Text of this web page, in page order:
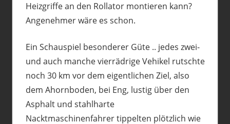
Heizgriffe an den Rollator montieren kann?
Angenehmer wäre es schon.
Ein Schauspiel besonderer Güte .. jedes zwei-
und auch manche vierrädrige Vehikel rutschte
noch 30 km vor dem eigentlichen Ziel, also
dem Ahornboden, bei Eng, lustig über den
Asphalt und stahlharte
Nacktmaschinenfahrer tippelten plötzlich wie